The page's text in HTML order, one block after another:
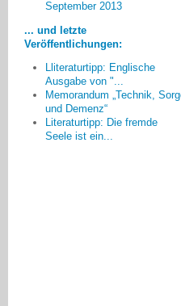
September 2013
... und letzte
Veröffentlichungen:
Lliteraturtipp: Englische
Ausgabe von "...
Memorandum „Technik,
und Demenz“
Literaturtipp: Die fremde
Seele ist ein...
waren die einfachen und dabei
wirkungsvollen Ansätze, die in
manchen Unternehmen oder
altersbedingter
installiert wurden.
Manfred Schnabel, Hofheim